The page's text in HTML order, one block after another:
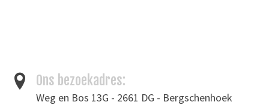
Toevoegen om te vergelijken
Ons bezoekadres:
Weg en Bos 13G - 2661 DG - Bergschenhoek